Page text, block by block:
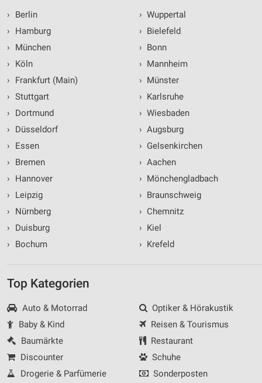
›
Berlin
›
Hamburg
›
München
›
Köln
›
Frankfurt (Main)
› Stuttgart
›
Dortmund
›
Düsseldorf
›
Essen
›
Bremen
›
Hannover
›
Leipzig
›
Nürnberg
›
Duisburg
›
Bochum
› Wuppertal
› Bielefeld
› Bonn
› Mannheim
› Münster
› Karlsruhe
› Wiesbaden
› Augsburg
› Gelsenkirchen
› Aachen
› Mönchengladbach
› Braunschweig
› Chemnitz
› Kiel
› Krefeld
Top Kategorien
Auto & Motorrad
Baby & Kind
Baumärkte
Discounter
Drogerie & Parfümerie
Optiker & Hörakustik
Reisen & Tourismus
Restaurant
Schuhe
Sonderposten